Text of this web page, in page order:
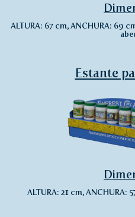
ALTURA: 67 cm, ANCHURA: 69
Estante
ALTURA: 21 cm, ANCHURA: